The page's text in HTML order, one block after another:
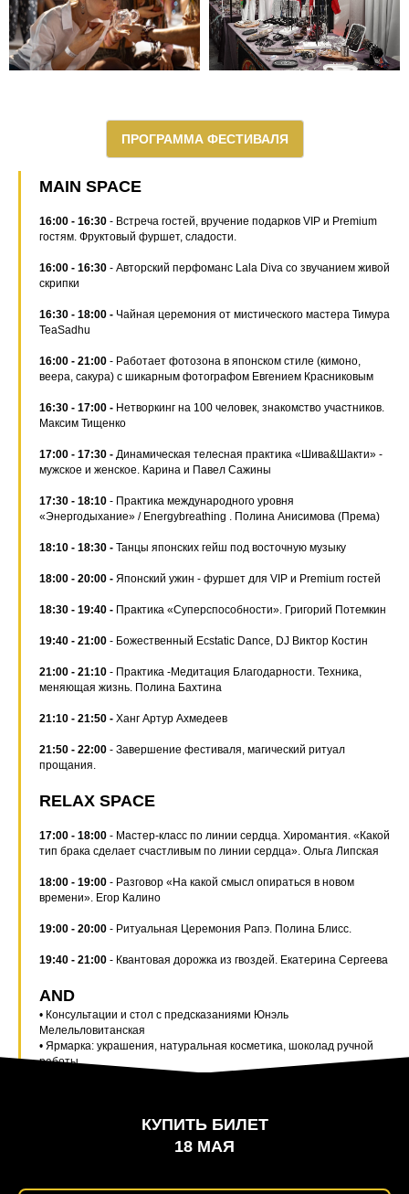
ПРОГРАММА ФЕСТИВАЛЯ
MAIN SPACE
16:00 - 16:30 - Встреча гостей, вручение подарков VIP и Premium
гостям. Фруктовый фуршет, сладости.
16:00 - 16:30 - Авторский перфоманс Lala Diva со звучанием живой
скрипки
16:30 - 18:00 - Чайная церемония от мистического мастера Тимура
TeaSadhu
16:00 - 21:00 - Работает фотозона в японском стиле (кимоно,
веера, сакура) с шикарным фотографом Евгением Красниковым
16:30 - 17:00 - Нетворкинг на 100 человек, знакомство участников.
Максим Тищенко
17:00 - 17:30 - Динамическая телесная практика «Шива&Шакти» -
мужское и женское. Карина и Павел Сажины
17:30 - 18:10 - Практика международного уровня
«Энергодыхание» / Energybreathing . Полина Анисимова (Према)
18:10 - 18:30 - Танцы японских гейш под восточную музыку
18:00 - 20:00 - Японский ужин - фуршет для VIP и Premium гостей
18:30 - 19:40 - Практика «Суперспособности». Григорий Потемкин
19:40 - 21:00 - Божественный Ecstatic Dance, DJ Виктор Костин
21:00 - 21:10 - Практика -Медитация Благодарности. Техника,
меняющая жизнь. Полина Бахтина
21:10 - 21:50 - Ханг Артур Ахмедеев
21:50 - 22:00 - Завершение фестиваля, магический ритуал
прощания.
RELAX SPACE
17:00 - 18:00 - Мастер-класс по линии сердца. Хиромантия. «Какой
тип брака сделает счастливым по линии сердца». Ольга Липская
18:00 - 19:00 - Разговор «На какой смысл опираться в новом
времени». Егор Калино
19:00 - 20:00 - Ритуальная Церемония Рапэ. Полина Блисс.
19:40 - 21:00 - Квантовая дорожка из гвоздей. Екатерина Сергеева
AND
• Консультации и стол с предсказаниями Юнэль
Мелельловитанская
• Ярмарка: украшения, натуральная косметика, шоколад ручной
работы
КУПИТЬ БИЛЕТ
18 МАЯ